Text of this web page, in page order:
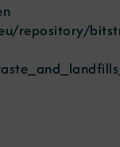
repository/